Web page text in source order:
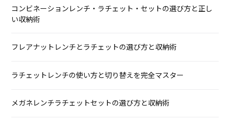
コンビネーションレンチ・ラチェット・セットの選び方と正し
い収納術
フレアナットレンチとラチェットの選び方と収納術
ラチェットレンチの使い方と切り替えを完全マスター
メガネレンチラチェットセットの選び方と収納術